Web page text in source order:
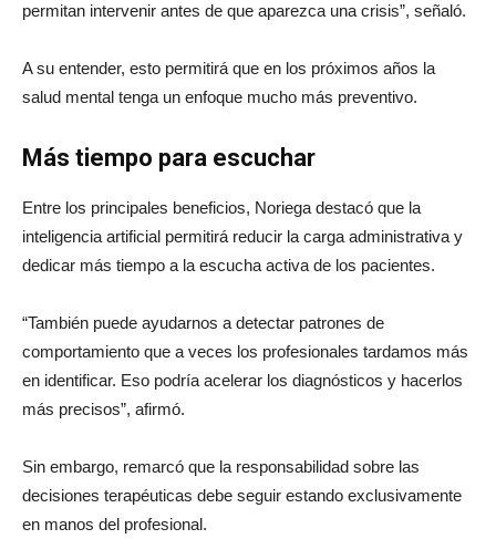
permitan intervenir antes de que aparezca una crisis”, señaló.
A su entender, esto permitirá que en los próximos años la
salud mental tenga un enfoque mucho más preventivo.
Más tiempo para escuchar
Entre los principales beneficios, Noriega destacó que la
inteligencia artificial permitirá reducir la carga administrativa y
dedicar más tiempo a la escucha activa de los pacientes.
“También puede ayudarnos a detectar patrones de
comportamiento que a veces los profesionales tardamos más
en identificar. Eso podría acelerar los diagnósticos y hacerlos
más precisos”, afirmó.
Sin embargo, remarcó que la responsabilidad sobre las
decisiones terapéuticas debe seguir estando exclusivamente
en manos del profesional.